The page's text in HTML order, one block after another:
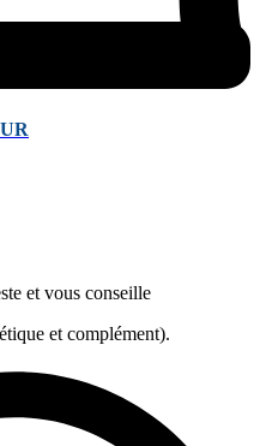
et vous conseille
et complément).